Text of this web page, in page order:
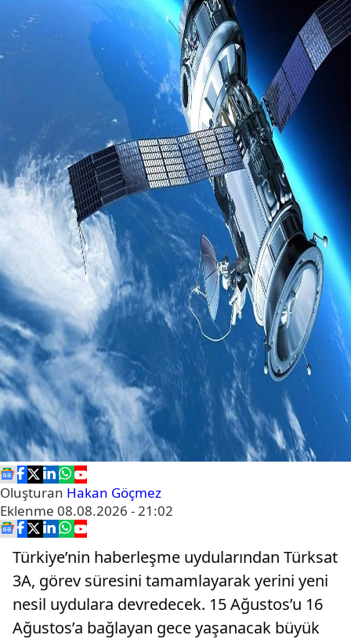
Oluşturan Hakan Göçmez
Eklenme 08.08.2026 - 21:02
Türkiye’nin haberleşme uydularından Türksat
3A, görev süresini tamamlayarak yerini yeni
nesil uydulara devredecek. 15 Ağustos’u 16
Ağustos’a bağlayan gece yaşanacak büyük